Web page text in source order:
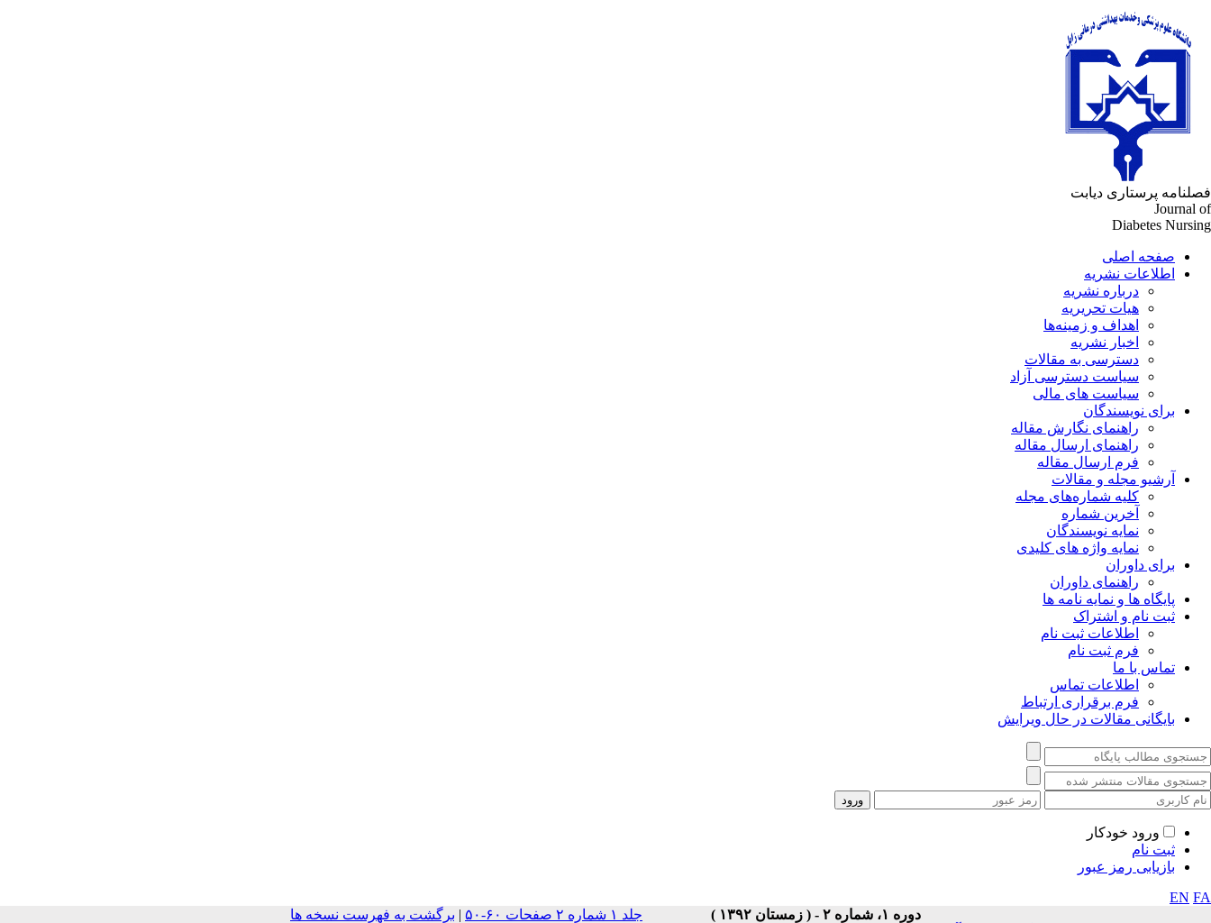
فصلنامه پرستاری دیابت
Journal of
Diabetes Nursing
صفحه اصلی
اطلاعات نشریه
درباره نشریه
هیات تحریریه
اهداف و زمینه‌ها
اخبار نشریه
دسترسی به مقالات
سیاست دسترسی آزاد
سیاست های مالی
برای نویسندگان
راهنمای نگارش مقاله
راهنمای ارسال مقاله
فرم ارسال مقاله
آرشیو مجله و مقالات
کلیه شماره‌های مجله
آخرین شماره
نمایه نویسندگان
نمایه واژه های کلیدی
برای داوران
راهنمای داوران
پایگاه ها و نمایه نامه ها
ثبت نام و اشتراک
اطلاعات ثبت نام
فرم ثبت نام
تماس با ما
اطلاعات تماس
فرم برقراری ارتباط
بایگانی مقالات در حال ویرایش
ورود خودکار
ثبت نام
بازیابی رمز عبور
EN FA
دوره ۱، شماره ۲ - ( زمستان ۱۳۹۲ )
جلد ۱ شماره ۲ صفحات ۶۰-۵۰ | برگشت به فهرست نسخه ها